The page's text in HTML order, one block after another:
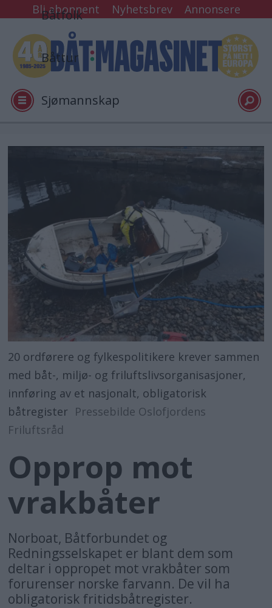
Bli abonnent Nyhetsbrev Annonsere
Båtfolk
Båttur
Sjømannskap
Tester
Arkiv
Video
Logg inn
20 ordførere og fylkespolitikere krever sammen
med båt-, miljø- og friluftslivsorganisasjoner,
innføring av et nasjonalt, obligatorisk
båtregister Pressebilde Oslofjordens
Friluftsråd
Opprop mot
vrakbåter
Norboat, Båtforbundet og
Redningsselskapet er blant dem som
deltar i oppropet mot vrakbåter som
forurenser norske farvann. De vil ha
obligatorisk fritidsbåtregister.